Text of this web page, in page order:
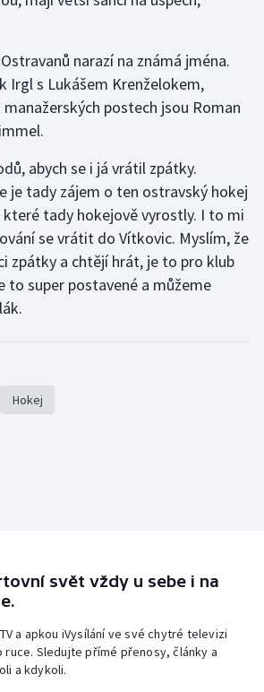
narazí na známá jména.
Irgl s Lukášem Krenželokem,
postech jsou Roman
abych se i já vrátil zpátky.
je tady zájem o ten ostravský hokej
tady hokejově vyrostly. I to mi
se vrátit do Vítkovic. Myslím, že
zpátky a chtějí hrát, je to pro klub
to super postavené a můžeme
Hokej
svět vždy u sebe i na
a apkou iVysílání ve své chytré televizi
ruce. Sledujte přímé přenosy, články a
a kdykoli.